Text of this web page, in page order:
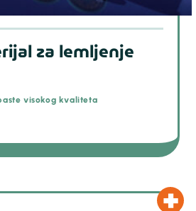
za lemljenje
visokog kvaliteta